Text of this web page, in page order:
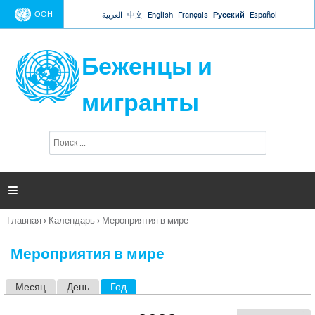
Jump to navigation
ООН العربية 中文 English Français Русский Español
Беженцы и
мигранты
п
и

Вы
Главная › Календарь › Мероприятия в мире
Мероприятия в мире
Месяц День Год